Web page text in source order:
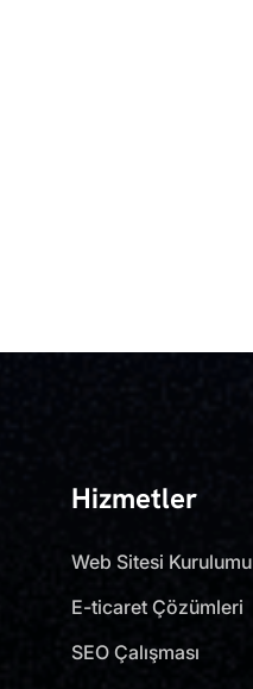
Hizmetler
Web Sitesi Kurulumu
E-ticaret Çözümleri
SEO Çalışması